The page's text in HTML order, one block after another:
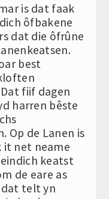
is dat faak
ôfbakene
dat die ôfrûne
best
fiif dagen
harren bêste
Op de Lanen is
it net neame
keatst
de eare as
dat telt yn